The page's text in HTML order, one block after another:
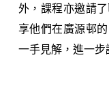
外，課程亦邀請
享他們在廣源邨
一手見解，進一步